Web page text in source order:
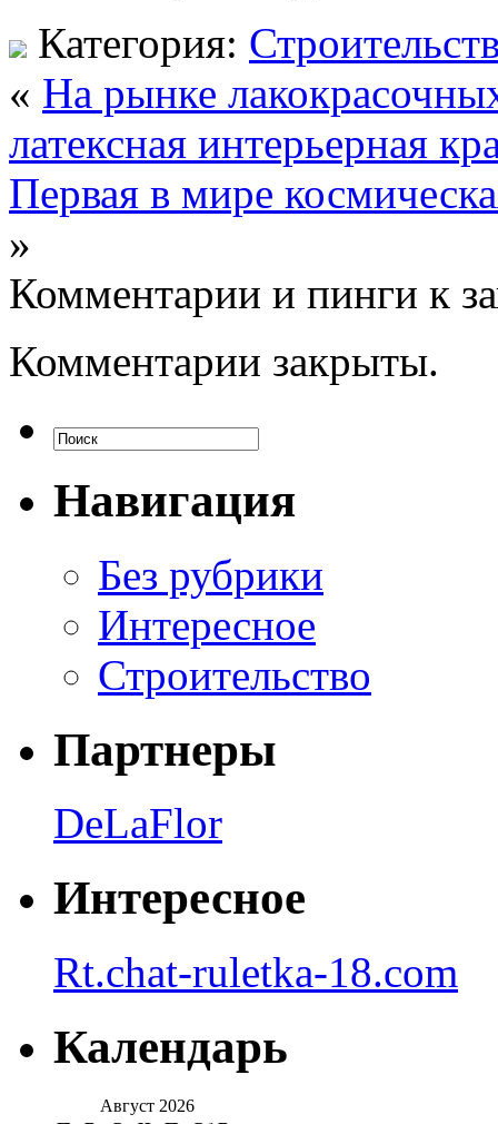
Категория:
« На рынке
латексная интерьерная
Первая в мире
»
Комментарии и пинги к
Комментарии закрыты.
Навигация
Без рубрики
Интересное
Строительство
Партнеры
DeLaFlor
Интересное
Rt.chat-ruletka-18.com
Календарь
Август 2026